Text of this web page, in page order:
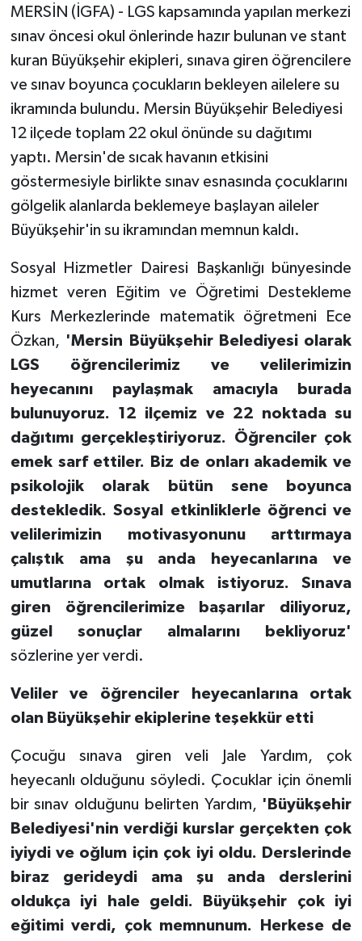
MERSİN (İGFA) - LGS kapsamında yapılan merkezi
sınav öncesi okul önlerinde hazır bulunan ve stant
kuran Büyükşehir ekipleri, sınava giren öğrencilere
ve sınav boyunca çocukların bekleyen ailelere su
ikramında bulundu. Mersin Büyükşehir Belediyesi
12 ilçede toplam 22 okul önünde su dağıtımı
yaptı. Mersin'de sıcak havanın etkisini
göstermesiyle birlikte sınav esnasında çocuklarını
gölgelik alanlarda beklemeye başlayan aileler
Büyükşehir'in su ikramından memnun kaldı.
Sosyal Hizmetler Dairesi Başkanlığı bünyesinde
hizmet veren Eğitim ve Öğretimi Destekleme
Kurs Merkezlerinde matematik öğretmeni Ece
Özkan, 'Mersin Büyükşehir Belediyesi olarak
LGS öğrencilerimiz ve velilerimizin
heyecanını paylaşmak amacıyla burada
bulunuyoruz. 12 ilçemiz ve 22 noktada su
dağıtımı gerçekleştiriyoruz. Öğrenciler çok
emek sarf ettiler. Biz de onları akademik ve
psikolojik olarak bütün sene boyunca
destekledik. Sosyal etkinliklerle öğrenci ve
velilerimizin motivasyonunu arttırmaya
çalıştık ama şu anda heyecanlarına ve
umutlarına ortak olmak istiyoruz. Sınava
giren öğrencilerimize başarılar diliyoruz,
güzel sonuçlar almalarını bekliyoruz'
sözlerine yer verdi.
Veliler ve öğrenciler heyecanlarına ortak
olan Büyükşehir ekiplerine teşekkür etti
Çocuğu sınava giren veli Jale Yardım, çok
heyecanlı olduğunu söyledi. Çocuklar için önemli
bir sınav olduğunu belirten Yardım, 'Büyükşehir
Belediyesi'nin verdiği kurslar gerçekten çok
iyiydi ve oğlum için çok iyi oldu. Derslerinde
biraz gerideydi ama şu anda derslerini
oldukça iyi hale geldi. Büyükşehir çok iyi
eğitimi verdi, çok memnunum. Herkese de